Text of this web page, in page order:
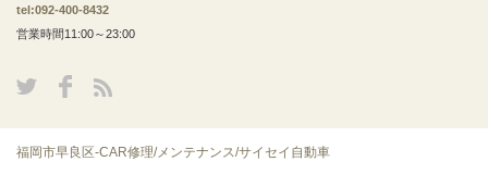
tel:092-400-8432
営業時間11:00～23:00
福岡市早良区-CAR修理/メンテナンス/サイセイ自動車